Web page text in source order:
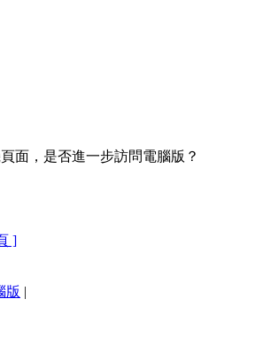
面，是否進一步訪問電腦版？
]
版 |